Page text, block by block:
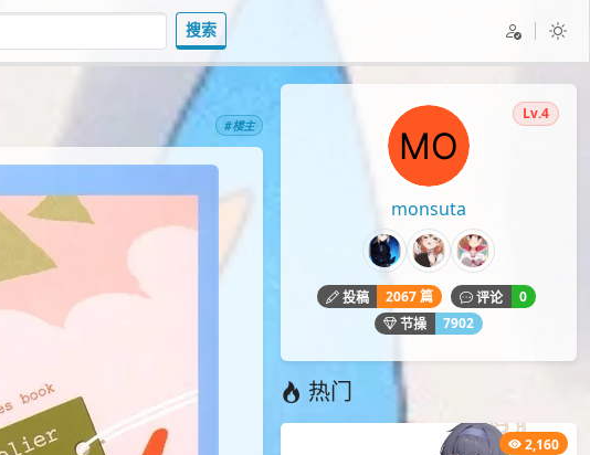
搜索
#楼主
monsuta
Lv.4
投稿 2067 篇 评论
0
节操
7902
热门
2,160